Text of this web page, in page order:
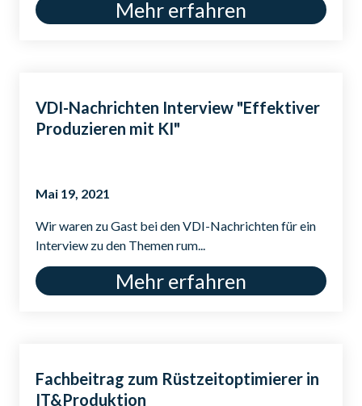
Mehr erfahren
VDI-Nachrichten Interview "Effektiver
Produzieren mit KI"
Mai 19, 2021
Wir waren zu Gast bei den VDI-Nachrichten für ein
Interview zu den Themen rum...
Mehr erfahren
Fachbeitrag zum Rüstzeitoptimierer in
IT&Produktion